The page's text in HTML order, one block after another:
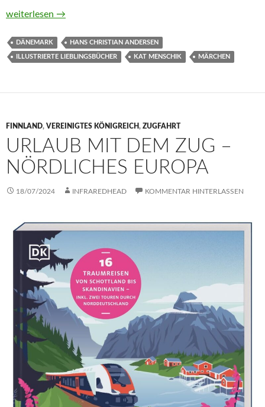
Lieblingsmärchen von Hans Christian Andersen und Kat
weiterlesen →
DÄNEMARK HANS CHRISTIAN ANDERSEN
ILLUSTRIERTE LIEBLINGSBÜCHER KAT MENSCHIK MÄRCHEN
FINNLAND, VEREINIGTES KÖNIGREICH, ZUGFAHRT
URLAUB MIT DEM ZUG –
NÖRDLICHES EUROPA
18/07/2024 INFRAREDHEAD KOMMENTAR HINTERLASSEN